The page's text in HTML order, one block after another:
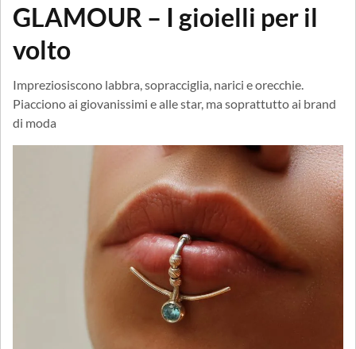
GLAMOUR – I gioielli per il
volto
Impreziosiscono labbra, sopracciglia, narici e orecchie.
Piacciono ai giovanissimi e alle star, ma soprattutto ai brand
di moda